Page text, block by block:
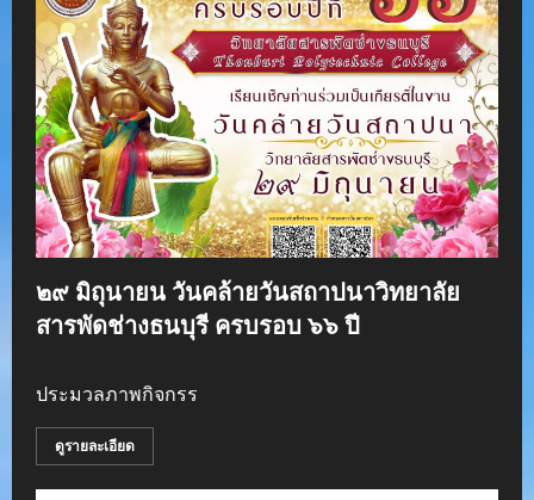
๒๙ มิถุนายน วันคล้ายวันสถาปนาวิทยาลัย
สารพัดช่างธนบุรี ครบรอบ ๖๖ ปี
ประมวลภาพกิจกรร
ดูรายละเอียด